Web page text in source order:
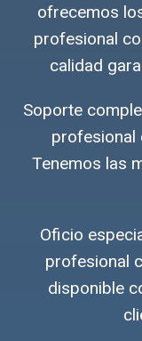
ofrecemos
profesional
calidad
Soporte
profesional
Tenemos las
Oficio
profesional
disponible